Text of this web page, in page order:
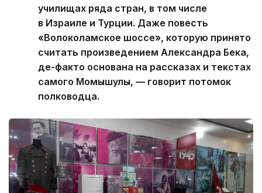
училищах ряда стран, в том числе
в Израиле и Турции. Даже повесть
«Волоколамское шоссе», которую принято
считать произведением Александра Бека,
де-факто основана на рассказах и текстах
самого Момышулы, — говорит потомок
полководца.